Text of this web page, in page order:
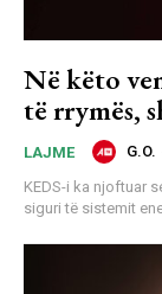
Në këto
të rrymës,
LAJME G.O.
KEDS-i ka njoftuar
siguri të sistemit